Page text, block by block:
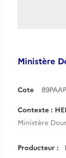
Ministère
Cote
Contexte :
Ministère
Producteur :